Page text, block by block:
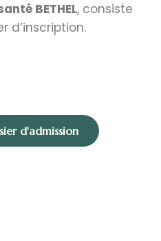
BETHEL, consiste
d’inscription.
d'admission